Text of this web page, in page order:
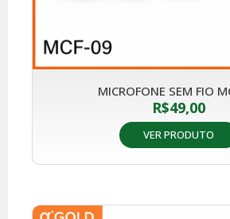
MICROFONE SEM FIO
R$49,00
VER PRODUTO